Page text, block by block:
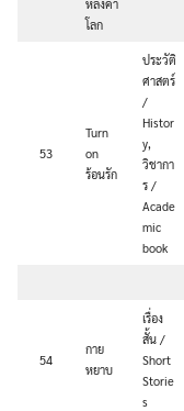
หลังคา
โลก
53
Turn
on
ร้อนรัก
ประวัติ
ศาสตร์
/
Histor
y,
วิชากา
ร /
Acade
mic
book
54
กาย
หยาบ
เรื่อง
สั้น /
Short
Storie
s